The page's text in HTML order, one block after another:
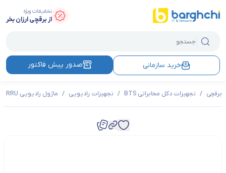
تخفیفات ویژه
از برقچی ارزان بخر
خرید سازمانی صدور پیش فاکتور
برقچی / تجهیزات دکل مخابراتی BTS / تجهیزات رادیویی / ماژول رادیویی RRU